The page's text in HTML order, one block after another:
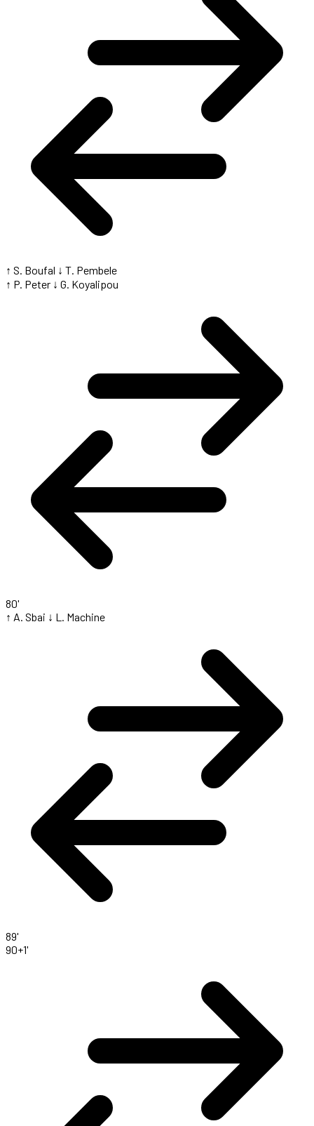
↑ S. Boufal ↓ T. Pembele
↑ P. Peter ↓ G. Koyalipou
80'
↑ A. Sbai ↓ L. Machine
89'
90+1'